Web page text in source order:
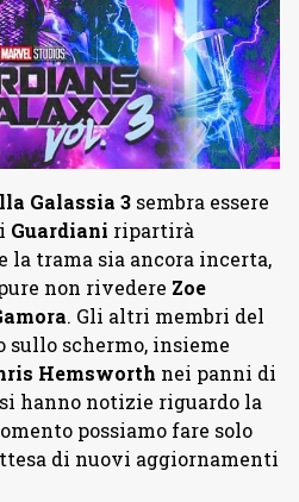
Galassia 3 sembra essere
Guardiani ripartirà
la trama sia ancora incerta,
non rivedere Zoe
. Gli altri membri del
schermo, insieme
Hemsworth nei panni di
hanno notizie riguardo la
possiamo fare solo
di nuovi aggiornamenti